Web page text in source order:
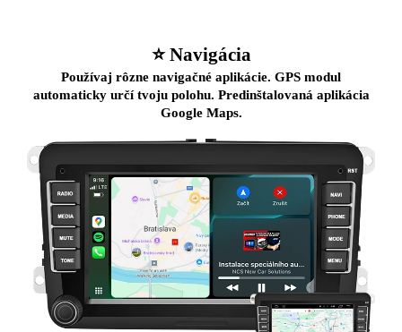
⭐️ Navigácia
Používaj rôzne navigačné aplikácie. GPS modul
automaticky určí tvoju polohu. Predinštalovaná aplikácia
Google Maps.